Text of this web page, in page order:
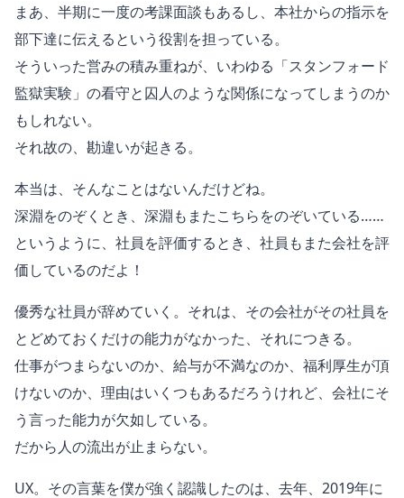
まあ、半期に一度の考課面談もあるし、本社からの指示を
部下達に伝えるという役割を担っている。
そういった営みの積み重ねが、いわゆる「スタンフォード
監獄実験」の看守と囚人のような関係になってしまうのか
もしれない。
それ故の、勘違いが起きる。
本当は、そんなことはないんだけどね。
深淵をのぞくとき、深淵もまたこちらをのぞいている……
というように、社員を評価するとき、社員もまた会社を評
価しているのだよ！
優秀な社員が辞めていく。それは、その会社がその社員を
とどめておくだけの能力がなかった、それにつきる。
仕事がつまらないのか、給与が不満なのか、福利厚生が頂
けないのか、理由はいくつもあるだろうけれど、会社にそ
う言った能力が欠如している。
だから人の流出が止まらない。
UX。その言葉を僕が強く認識したのは、去年、2019年に